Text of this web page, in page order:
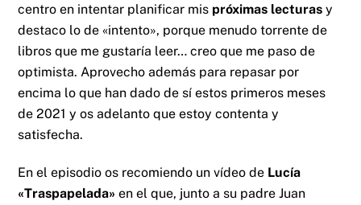
centro en intentar planificar mis próximas lecturas y
destaco lo de «intento», porque menudo torrente de
libros que me gustaría leer… creo que me paso de
optimista. Aprovecho además para repasar por
encima lo que han dado de sí estos primeros meses
de 2021 y os adelanto que estoy contenta y
satisfecha.
En el episodio os recomiendo un vídeo de Lucía
«Traspapelada» en el que, junto a su padre Juan